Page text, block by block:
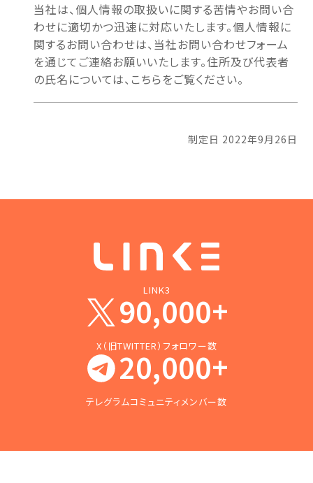
当社は、個人情報の取扱いに関する苦情やお問い合
わせに適切かつ迅速に対応いたします。個人情報に
関するお問い合わせは、当社お問い合わせフォーム
を通じてご連絡お願いいたします。住所及び代表者
の氏名については、こちらをご覧ください。
制定日 2022年9月26日
LINK3
90,000+
X（旧TWITTER）フォロワー数
20,000+
テレグラムコミュニティメンバー数